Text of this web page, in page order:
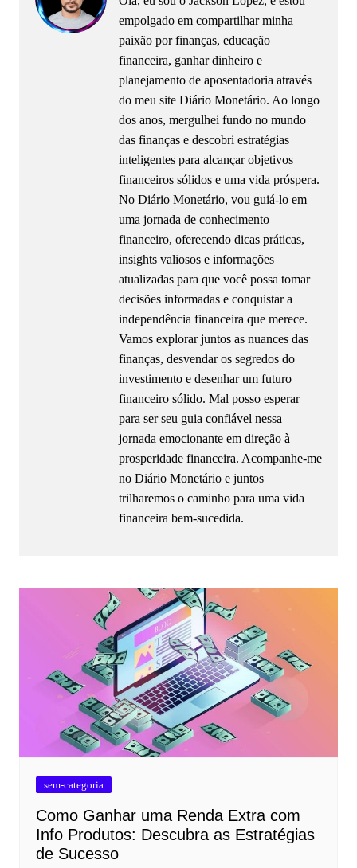
empolgado em compartilhar minha
paixão por finanças, educação
financeira, ganhar dinheiro e
planejamento de aposentadoria através
do meu site Diário Monetário. Ao longo
dos anos, mergulhei fundo no mundo
das finanças e descobri estratégias
inteligentes para alcançar objetivos
financeiros sólidos e uma vida próspera.
No Diário Monetário, vou guiá-lo em
uma jornada de conhecimento
financeiro, oferecendo dicas práticas,
insights valiosos e informações
atualizadas para que você possa tomar
decisões informadas e conquistar a
independência financeira que merece.
Vamos explorar juntos as nuances das
finanças, desvendar os segredos do
investimento e desenhar um futuro
financeiro sólido. Mal posso esperar
para ser seu guia confiável nessa
jornada emocionante em direção à
prosperidade financeira. Acompanhe-me
no Diário Monetário e juntos
trilharemos o caminho para uma vida
financeira bem-sucedida.
sem-categoria
Como Ganhar uma Renda Extra com
Info Produtos: Descubra as Estratégias
de Sucesso